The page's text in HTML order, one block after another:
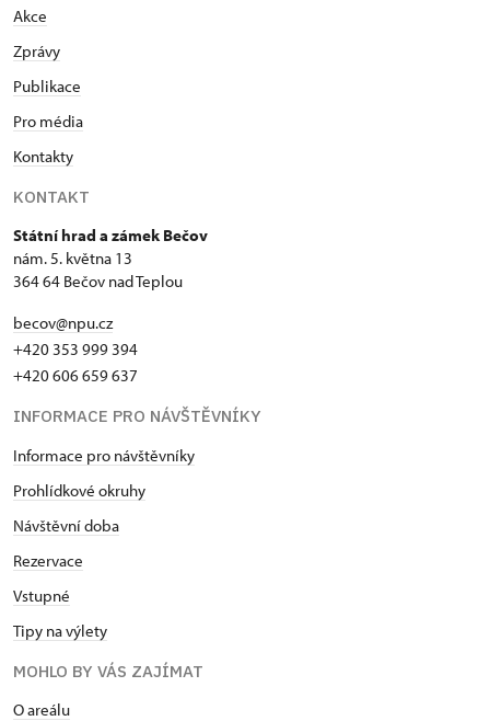
Akce
Zprávy
Publikace
Pro média
Kontakty
KONTAKT
Státní hrad a zámek Bečov
nám. 5. května 13
364 64 Bečov nad Teplou
becov@npu.cz
+420 353 999 394
+420 606 659 637
INFORMACE PRO NÁVŠTĚVNÍKY
Informace pro návštěvníky
Prohlídkové okruhy
Návštěvní doba
Rezervace
Vstupné
Tipy na výlety
MOHLO BY VÁS ZAJÍMAT
O areálu